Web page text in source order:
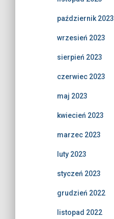
październik 2023
wrzesień 2023
sierpień 2023
czerwiec 2023
maj 2023
kwiecień 2023
marzec 2023
luty 2023
styczeń 2023
grudzień 2022
listopad 2022